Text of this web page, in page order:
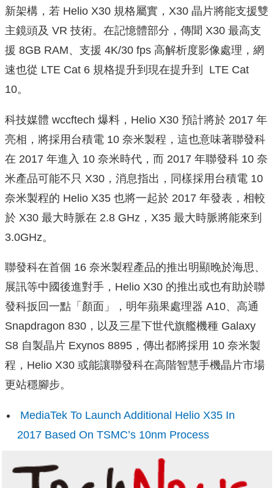
新架構，若 Helio X30 規格屬實，X30 晶片將能支援雙
主鏡頭及 VR 技術。在記憶體部分，傳聞 X30 最高支
援 8GB RAM、支援 4K/30 fps 高解析度影像處理，網
速也從 LTE Cat 6 規格提升到現在提升到 LTE Cat
10。
科技媒體 wccftech 爆料，Helio X30 預計將於 2017 年
亮相，將採用台積電 10 奈米製程，這也意味著聯發科
在 2017 年進入 10 奈米時代，而 2017 年聯發科 10 奈
米產品可能不只 X30，消息指出，同樣採用台積電 10
奈米製程的 Helio X35 也將一起於 2017 年發表，相較
於 X30 最大時脈在 2.8 GHz，X35 最大時脈將能來到
3.0GHz。
聯發科在首個 16 奈米製程產品的推出明顯晚於海思、
展訊等中國後進對手，Helio X30 的推出或也有助於聯
發科扳回一點「顏面」，明年蘋果處理器 A10、高通
Snapdragon 830，以及三星下世代旗艦機種 Galaxy
S8 自製晶片 Exynos 8895，傳出都將採用 10 奈米製
程，Helio X30 或能讓聯發科在高階智慧手機晶片市場
更站穩腳步。
MediaTek To Launch Additional Helio X35 In
2017 Based On TSMC’s 10nm Process